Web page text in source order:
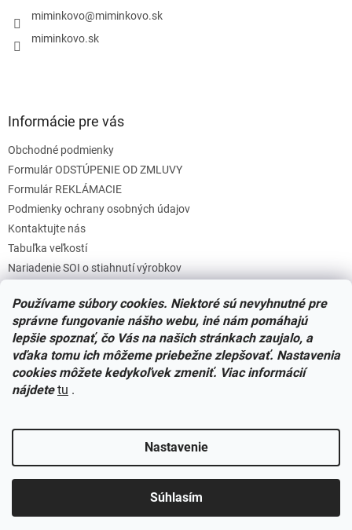
Používame súbory cookies. Niektoré sú nevyhnutné pre
správne fungovanie nášho webu, iné nám pomáhajú
lepšie spoznať, čo Vás na našich stránkach zaujalo, a
vďaka tomu ich môžeme priebežne zlepšovať. Nastavenia
cookies môžete kedykoľvek zmeniť. Viac informácií
nájdete tu .
Nastavenie
Súhlasím
miminkovo@miminkovo.sk
miminkovo.sk
Informácie pre vás
Obchodné podmienky
Formulár ODSTÚPENIE OD ZMLUVY
Formulár REKLÁMACIE
Podmienky ochrany osobných údajov
Kontaktujte nás
Tabuľka veľkostí
Nariadenie SOI o stiahnutí výrobkov
Zásady súborov COOKIES
Facebook
Vytvoril Shoptet
Miminkovo.sk. Všetky práva vyhradené.